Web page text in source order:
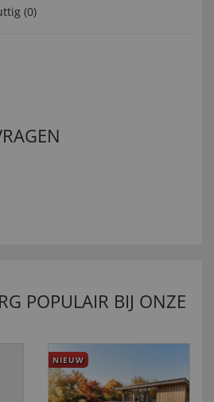
(0)
POPULAIR BIJ ONZE
NIEUW